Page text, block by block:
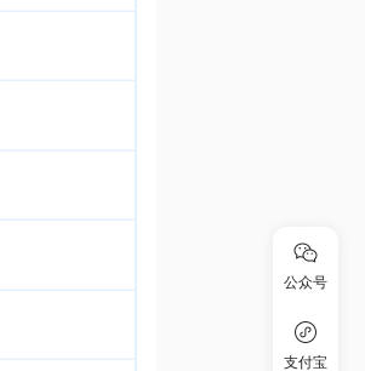
公众号
支付宝